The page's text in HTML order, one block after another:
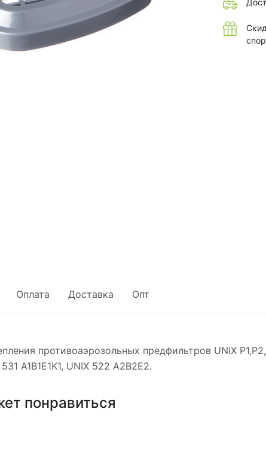
Оплата Доставка Опт
противоаэрозольных предфильтров UNIX
A1B1E1K1, UNIX 522 A2B2E2.
понравиться